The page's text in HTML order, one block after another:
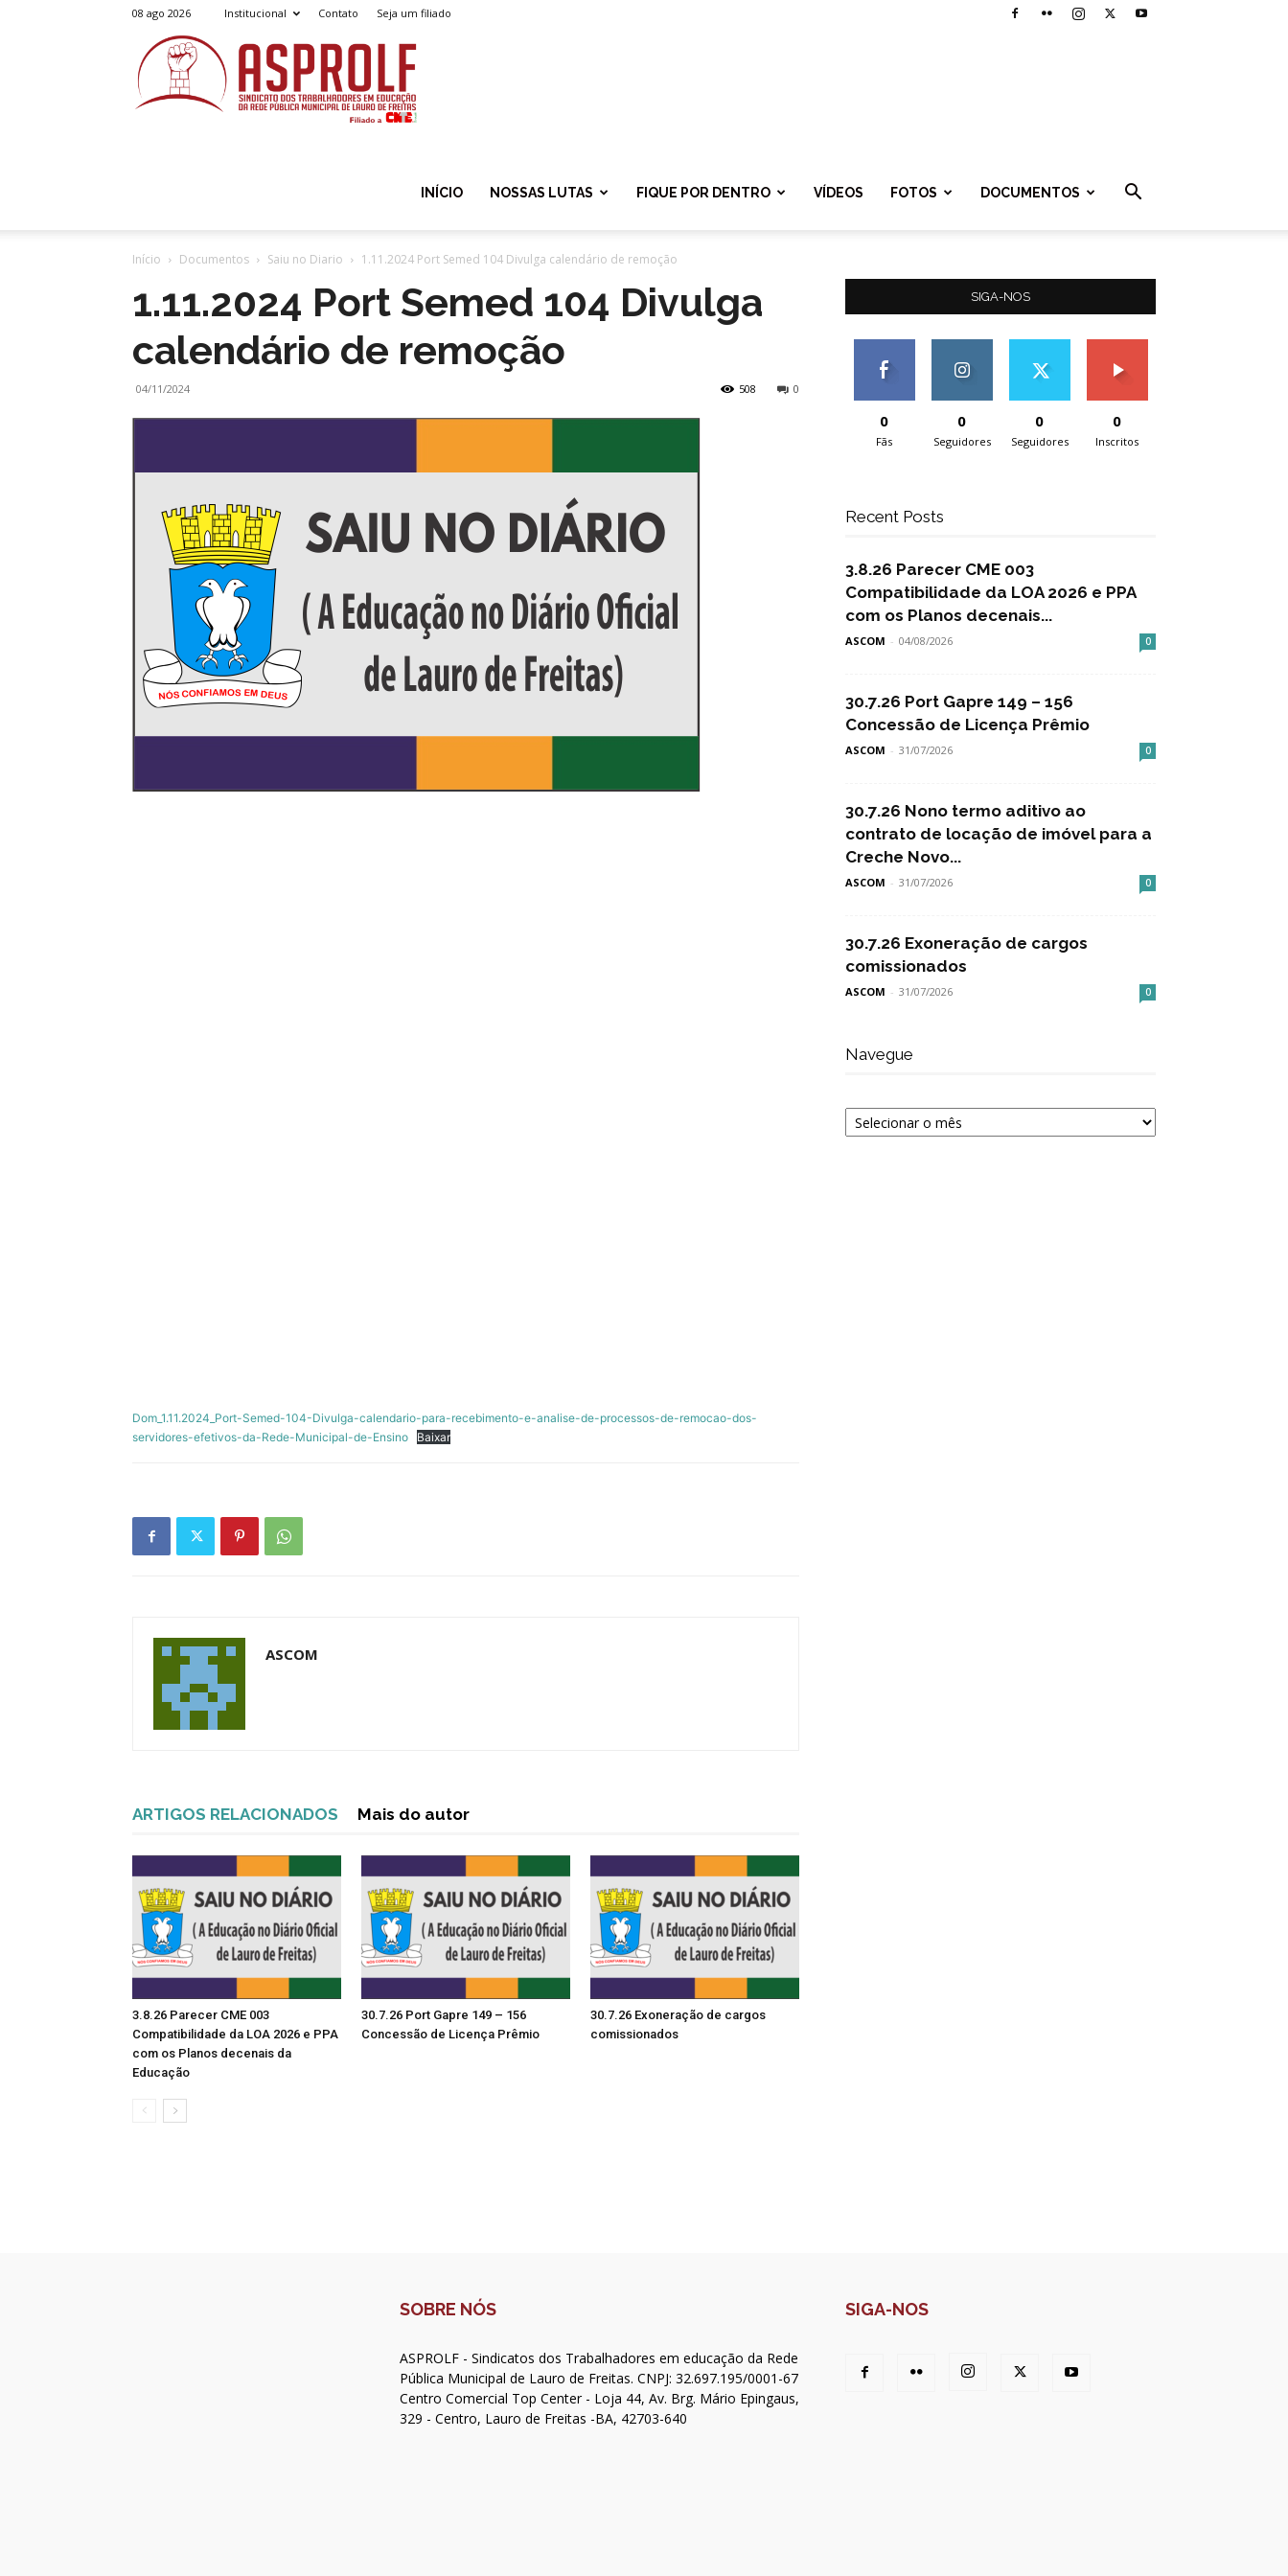
08 ago 2026 Institucional Contato Seja um filiado
INÍCIO NOSSAS LUTAS FIQUE POR DENTRO VÍDEOS FOTOS DOCUMENTOS
Início Documentos Saiu no Diario 1.11.2024 Port Semed 104 Divulga calendário de remoção
1.11.2024 Port Semed 104 Divulga
calendário de remoção
04/11/2024 0
508
Dom_1.11.2024_Port-Semed-104-Divulga-calendario-para-recebimento-e-analise-de-processos-de-remocao-dos-
servidores-efetivos-da-Rede-Municipal-de-Ensino
Baixar
ASCOM
ARTIGOS RELACIONADOS Mais do autor
3.8.26 Parecer CME 003
Compatibilidade da LOA 2026 e PPA
com os Planos decenais da
Educação
30.7.26 Port Gapre 149 – 156
Concessão de Licença Prêmio
30.7.26 Exoneração de cargos
comissionados
SIGA-NOS
0
Fãs
0
Seguidores
0
Seguidores
0
Inscritos
Recent Posts
3.8.26 Parecer CME 003
Compatibilidade da LOA 2026 e PPA
com os Planos decenais...
ASCOM - 04/08/2026 0
30.7.26 Port Gapre 149 – 156
Concessão de Licença Prêmio
ASCOM - 31/07/2026 0
30.7.26 Nono termo aditivo ao
contrato de locação de imóvel para a
Creche Novo...
ASCOM - 31/07/2026 0
30.7.26 Exoneração de cargos
comissionados
ASCOM - 31/07/2026 0
Navegue
Navegue
SOBRE NÓS
ASPROLF - Sindicatos dos Trabalhadores em educação da Rede
Pública Municipal de Lauro de Freitas. CNPJ: 32.697.195/0001-67
Centro Comercial Top Center - Loja 44, Av. Brg. Mário Epingaus,
329 - Centro, Lauro de Freitas -BA, 42703-640
SIGA-NOS